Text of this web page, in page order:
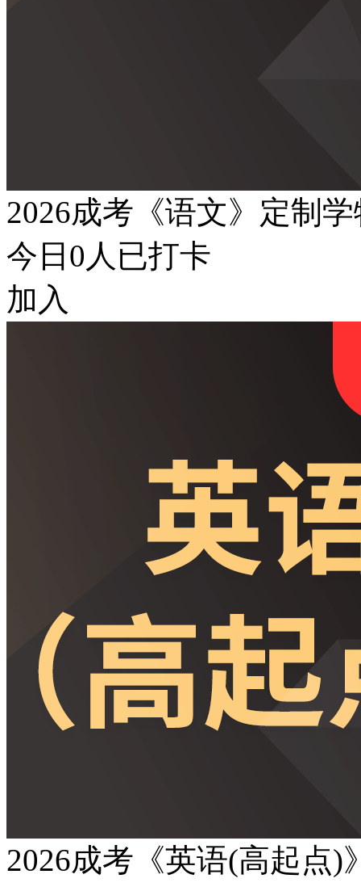
2026成考《语文》定制
今日 0 人已打卡
加入
2026成考《英语(高起点)